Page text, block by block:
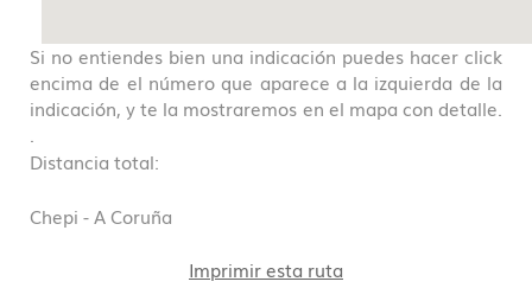
Si no entiendes bien una indicación puedes hacer click
encima de el número que aparece a la izquierda de la
indicación, y te la mostraremos en el mapa con detalle.
.
Distancia total:
Chepi - A Coruña
Imprimir esta ruta